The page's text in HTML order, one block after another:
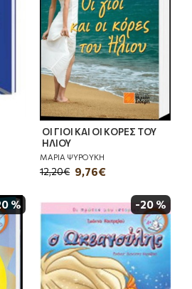
ΟΙ ΓΙΟΙ ΚΑΙ ΟΙ ΚΟΡΕΣ ΤΟΥ
ΗΛΙΟΥ
ΜΑΡΙΑ ΨΥΡΟΥΚΗ
9,76€
12,20€
% -20 %